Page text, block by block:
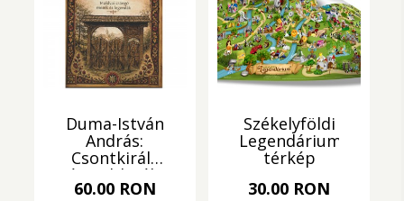
Duma-István
András:
Csontkirály
és Babkirály
60.00 RON
Székelyföldi
Legendárium
térkép
30.00 RON